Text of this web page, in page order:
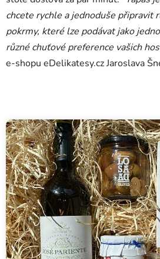
chcete rychle a jednoduše připravit
pokrmy, které lze podávat jako
různé chuťové preference vašich
e-shopu eDelikatesy.cz Jaroslava